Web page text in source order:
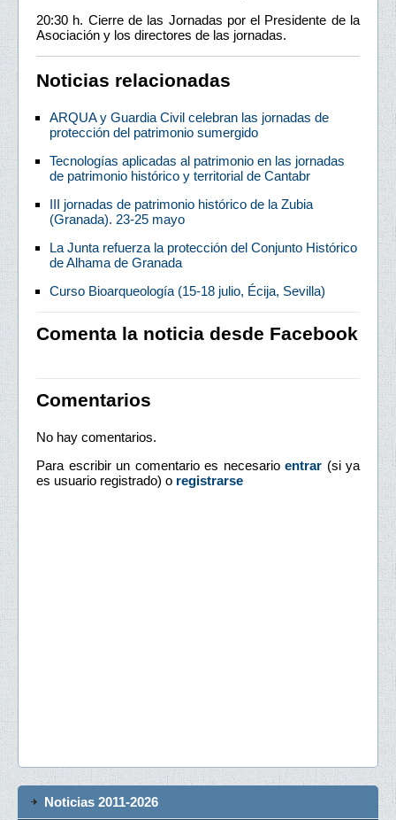
20:30 h. Cierre de las Jornadas por el Presidente de la
Asociación y los directores de las jornadas.
Noticias relacionadas
ARQUA y Guardia Civil celebran las jornadas de
protección del patrimonio sumergido
Tecnologías aplicadas al patrimonio en las jornadas
de patrimonio histórico y territorial de Cantabr
III jornadas de patrimonio histórico de la Zubia
(Granada). 23-25 mayo
La Junta refuerza la protección del Conjunto Histórico
de Alhama de Granada
Curso Bioarqueología (15-18 julio, Écija, Sevilla)
Comenta la noticia desde Facebook
Comentarios
No hay comentarios.
Para escribir un comentario es necesario entrar (si ya
es usuario registrado) o registrarse
Noticias 2011-2026